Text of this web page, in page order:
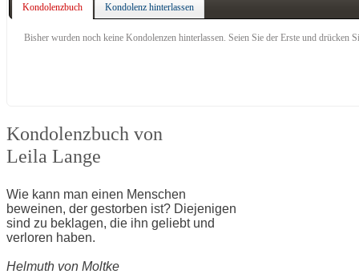
Kondolenzbuch Kondolenz hinterlassen
Bisher wurden noch keine Kondolenzen hinterlassen. Seien Sie der Erste und drücken
Kondolenzbuch von
Leila Lange
Wie kann man einen Menschen
beweinen, der gestorben ist? Diejenigen
sind zu beklagen, die ihn geliebt und
verloren haben.
Helmuth von Moltke